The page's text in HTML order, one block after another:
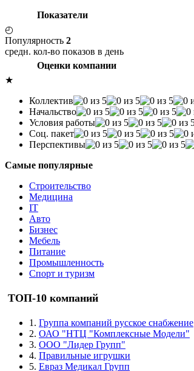
Показатели
◴
Популярность 2
средн. кол-во показов в день
Оценки компании
★
Коллектив
Начальство
Условия работы
Соц. пакет
Перспективы
Самые популярные
Строительство
Медицина
IT
Авто
Бизнес
Мебель
Питание
Промышленность
Спорт и туризм
ТОП-10 компаний
1. Группа компаний русское снабжение
2. ОАО "НТЦ "Комплексные Модели"
3. ООО "Лидер Групп"
4. Правильные игрушки
5. Евраз Медикал Групп